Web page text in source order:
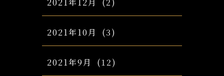
2021年10月 (3)
2021年9月 (12)